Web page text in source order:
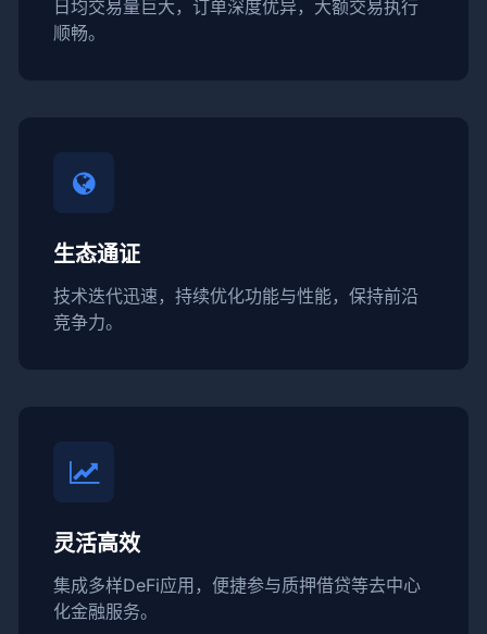
日均交易量巨大，订单深度优异，大额交易执行
顺畅。
生态通证
技术迭代迅速，持续优化功能与性能，保持前沿
竞争力。
灵活高效
集成多样DeFi应用，便捷参与质押借贷等去中心
化金融服务。